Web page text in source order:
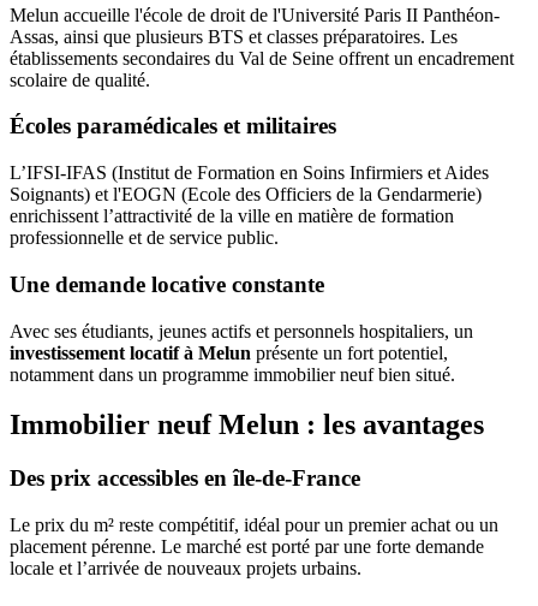
Melun accueille l'école de droit de l'Université Paris II Panthéon-
Assas, ainsi que plusieurs BTS et classes préparatoires. Les
établissements secondaires du Val de Seine offrent un encadrement
scolaire de qualité.
Écoles paramédicales et militaires
L’IFSI-IFAS (Institut de Formation en Soins Infirmiers et Aides
Soignants) et l'EOGN (Ecole des Officiers de la Gendarmerie)
enrichissent l’attractivité de la ville en matière de formation
professionnelle et de service public.
Une demande locative constante
Avec ses étudiants, jeunes actifs et personnels hospitaliers, un
investissement locatif à Melun présente un fort potentiel,
notamment dans un programme immobilier neuf bien situé.
Immobilier neuf Melun : les avantages
Des prix accessibles en île-de-France
Le prix du m² reste compétitif, idéal pour un premier achat ou un
placement pérenne. Le marché est porté par une forte demande
locale et l’arrivée de nouveaux projets urbains.